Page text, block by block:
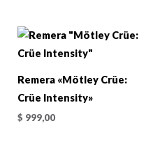
Remera «Mötley Crüe:
Crüe Intensity»
$ 999,00